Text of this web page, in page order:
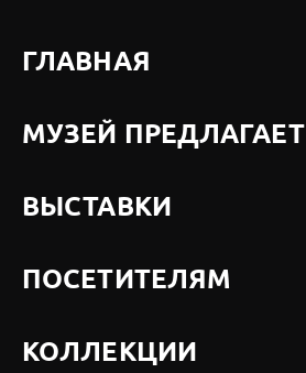
ГЛАВНАЯ
МУЗЕЙ ПРЕДЛАГАЕТ
ВЫСТАВКИ
ПОСЕТИТЕЛЯМ
КОЛЛЕКЦИИ